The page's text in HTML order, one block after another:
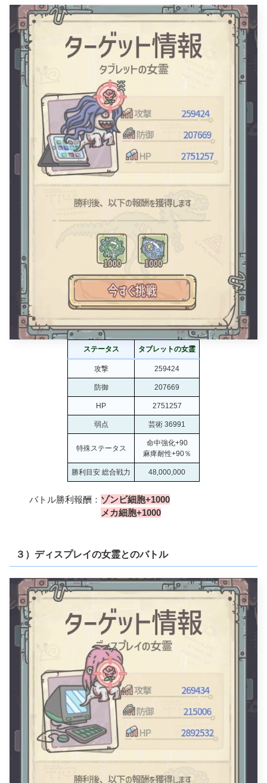
ステータス タブレットの女霊
攻撃 259424
防御 207669
HP 2751257
弱点 芸術 36991
特殊ステータス
命中強化+90
麻痺耐性+90％
勝利目安 総合戦力 48,000,000
バトル勝利報酬： ゾンビ細胞+1000
メカ細胞+1000
３）ディスプレイの女霊とのバトル